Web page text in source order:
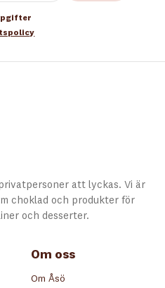
att lyckas. Vi är
choklad och produkter för
och desserter.
Om oss
Om Åsö